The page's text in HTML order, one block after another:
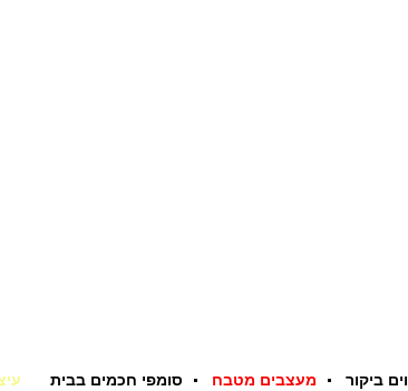
ביקור מעצבים מטבח סומפי חכמים בבית